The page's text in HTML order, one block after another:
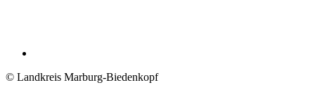
© Landkreis Marburg-Biedenkopf